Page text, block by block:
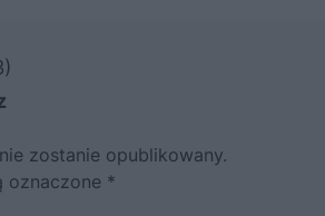
zostanie opublikowany.
oznaczone *